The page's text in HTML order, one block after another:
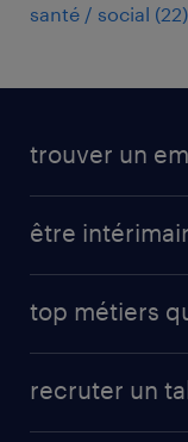
santé / social (22)
trouver un
créer un compte
être
app talent /
top métiers
recruter un